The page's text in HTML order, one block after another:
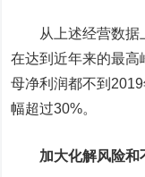
从上述经营数据
在达到近年来的最高
母净利润都不到
幅超过30%。
加大化解风险和